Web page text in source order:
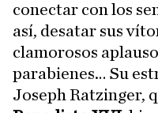
conectar con los
así, desatar sus
clamorosos
parabienes… Su
Joseph Ratzinger,